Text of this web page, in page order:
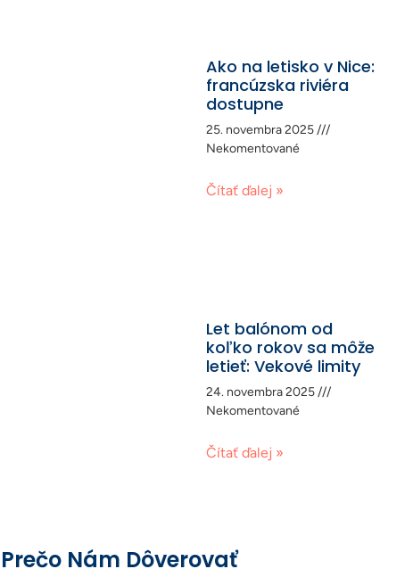
Ako na letisko v Nice:
francúzska riviéra
dostupne
25. novembra 2025
Nekomentované
Čítať ďalej »
Let balónom od
koľko rokov sa môže
letieť: Vekové limity
24. novembra 2025
Nekomentované
Čítať ďalej »
Prečo Nám Dôverovať